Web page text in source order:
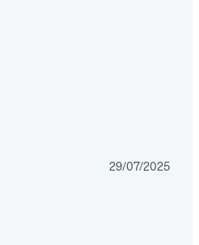
29/07/2025